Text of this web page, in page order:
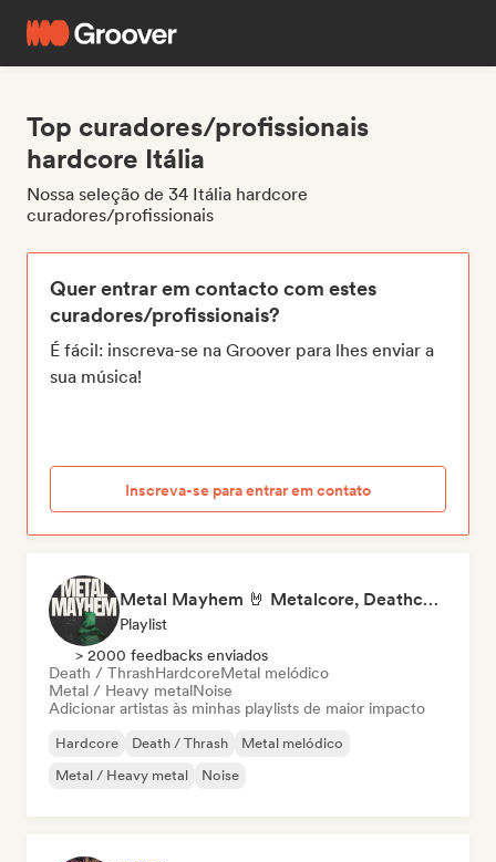
Top curadores/profissionais
hardcore Itália
Nossa seleção de 34 Itália hardcore
curadores/profissionais
Quer entrar em contacto com estes
curadores/profissionais?
É fácil: inscreva-se na Groover para lhes enviar a
sua música!
Inscreva-se para entrar em contato
Metal Mayhem 🤘 Metalcore, Deathcore & Progressive Metal
Playlist
> 2000 feedbacks enviados
Death / ThrashHardcoreMetal melódico
Metal / Heavy metalNoise
Adicionar artistas às minhas playlists de maior impacto
Hardcore Death / Thrash
Metal melódico
Metal / Heavy metal
Noise